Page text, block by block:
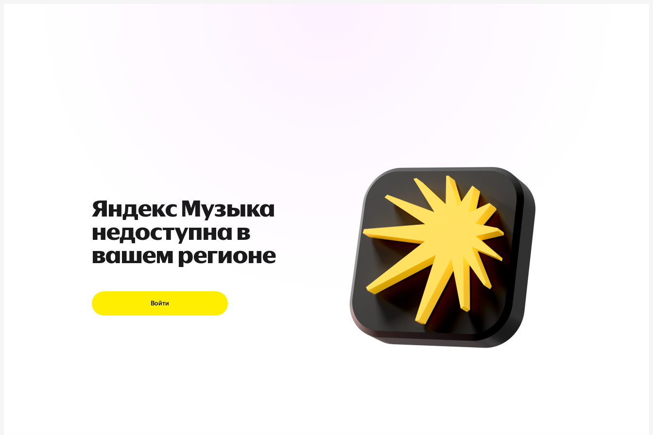
Яндекс Музыка
недоступна в
вашем регионе
Войти